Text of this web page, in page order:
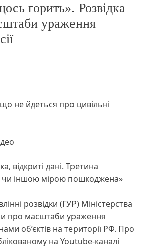
горить». Розвідка
ураження
не йдеться про цивільні
відкриті дані. Третина
чи іншою мірою пошкоджена»
розвідки (ГУР) Міністерства
про масштаби ураження
об’єктів на території РФ. Про
на Youtube-каналі